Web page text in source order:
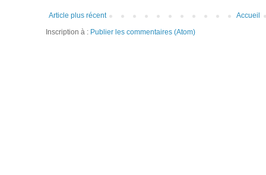
Article plus récent
Accueil
Inscription à : Publier les commentaires (Atom)